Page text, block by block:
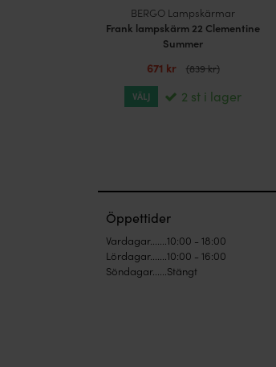
BERGO Lampskärmar
Frank lampskärm 22 Clementine
Summer
671 kr (839 kr)
VÄLJ 2 st i lager
Öppettider
Vardagar.......10:00 - 18:00
Lördagar.......10:00 - 16:00
Söndagar......Stängt